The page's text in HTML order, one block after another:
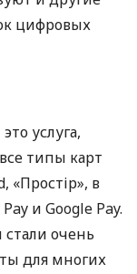
цифровых
услуга,
типы карт
«Простір», в
и Google Pay.
очень
для многих